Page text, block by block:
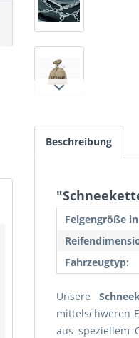
Beschreibung
Felgengröße
Fahrzeugtyp:
Unsere
mittelschweren
aus speziellem